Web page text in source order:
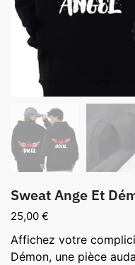
Sweat Ange Et
25,00 €
Affichez votre
Démon, une pièce